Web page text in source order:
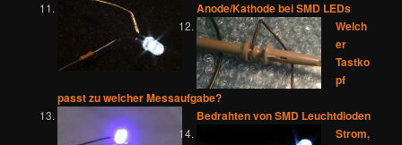
Anode/Kathode bei SMD LEDs
Welch
er
Tastko
pf
passt zu welcher Messaufgabe?
Bedrahten von SMD Leuchtdioden
Strom,